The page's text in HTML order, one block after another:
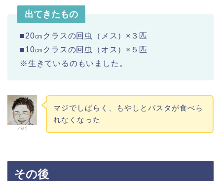
出てきたもの
■20㎝クラスの回虫（メス）×３匹
■10㎝クラスの回虫（オス）×５匹
※生きているのもいました。
パパ
マジでしばらく、もやしとパスタが食べら
れなくなった
その後